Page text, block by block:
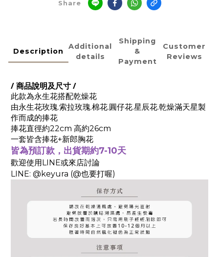
Share
Description
Additional
details
Shipping
&
Payment
Customer
Reviews
/ 商品說明及尺寸 /
此款為永生花搭配乾燥花
由永生花玫瑰.索拉玫瑰.棉花.圓仔花.星辰花.乾燥滿天星製
作而成的捧花
捧花直徑約22cm 高約26cm
一套皆含捧花+新郎胸花
皆為預訂款，出貨期約7-10天
歡迎使用LINE或來店討論
LINE: @keyura (@也要打喔)